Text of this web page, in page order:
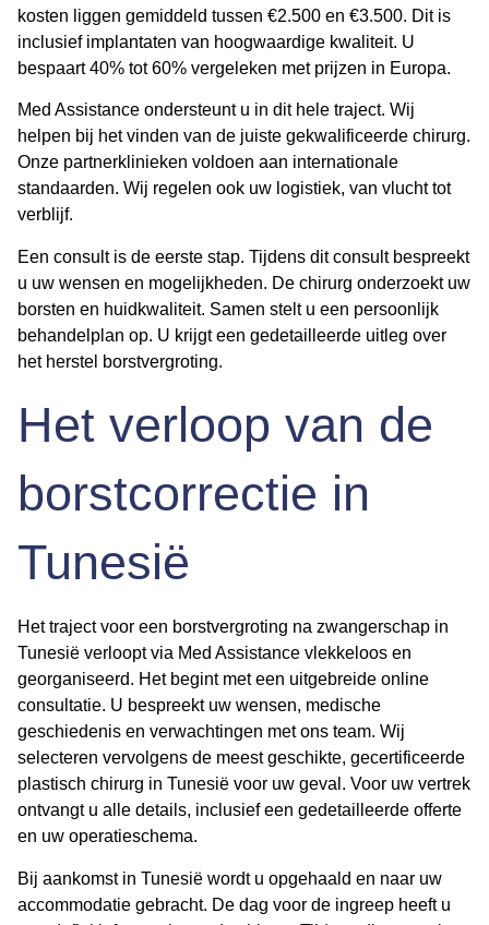
kosten liggen gemiddeld tussen €2.500 en €3.500. Dit is
inclusief implantaten van hoogwaardige kwaliteit. U
bespaart 40% tot 60% vergeleken met prijzen in Europa.
Med Assistance ondersteunt u in dit hele traject. Wij
helpen bij het vinden van de juiste gekwalificeerde chirurg.
Onze partnerklinieken voldoen aan internationale
standaarden. Wij regelen ook uw logistiek, van vlucht tot
verblijf.
Een consult is de eerste stap. Tijdens dit consult bespreekt
u uw wensen en mogelijkheden. De chirurg onderzoekt uw
borsten en huidkwaliteit. Samen stelt u een persoonlijk
behandelplan op. U krijgt een gedetailleerde uitleg over
het herstel borstvergroting.
Het verloop van de
borstcorrectie in
Tunesië
Het traject voor een borstvergroting na zwangerschap in
Tunesië verloopt via Med Assistance vlekkeloos en
georganiseerd. Het begint met een uitgebreide online
consultatie. U bespreekt uw wensen, medische
geschiedenis en verwachtingen met ons team. Wij
selecteren vervolgens de meest geschikte, gecertificeerde
plastisch chirurg in Tunesië voor uw geval. Voor uw vertrek
ontvangt u alle details, inclusief een gedetailleerde offerte
en uw operatieschema.
Bij aankomst in Tunesië wordt u opgehaald en naar uw
accommodatie gebracht. De dag voor de ingreep heeft u